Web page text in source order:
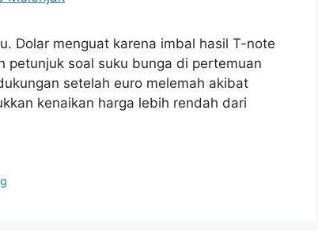
Dolar menguat karena imbal hasil T-note
petunjuk soal suku bunga di pertemuan
setelah euro melemah akibat
kenaikan harga lebih rendah dari